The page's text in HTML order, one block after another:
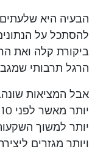
הבעיה היא
להסתכל על
ביקורת קלה ואת
הרגל תרבותי
אבל המציאות שונה.
יותר למשוך
ויותר מגזרים